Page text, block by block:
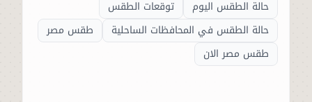
حالة الطقس اليوم
توقعات الطقس
حالة الطقس في المحافظات الساحلية
طقس مصر
طقس مصر الان